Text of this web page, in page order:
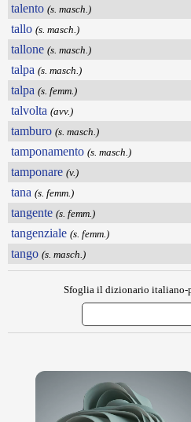
talento (s. masch.)
tallo (s. masch.)
tallone (s. masch.)
talpa (s. masch.)
talpa (s. femm.)
talvolta (avv.)
tamburo (s. masch.)
tamponamento (s. masch.)
tamponare (v.)
tana (s. femm.)
tangente (s. femm.)
tangenziale (s. femm.)
tango (s. masch.)
Sfoglia il dizionario italiano-
×